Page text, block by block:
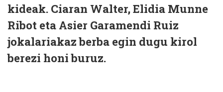
kideak. Ciaran Walter, Elidia Munne
Ribot eta Asier Garamendi Ruiz
jokalariakaz berba egin dugu kirol
berezi honi buruz.